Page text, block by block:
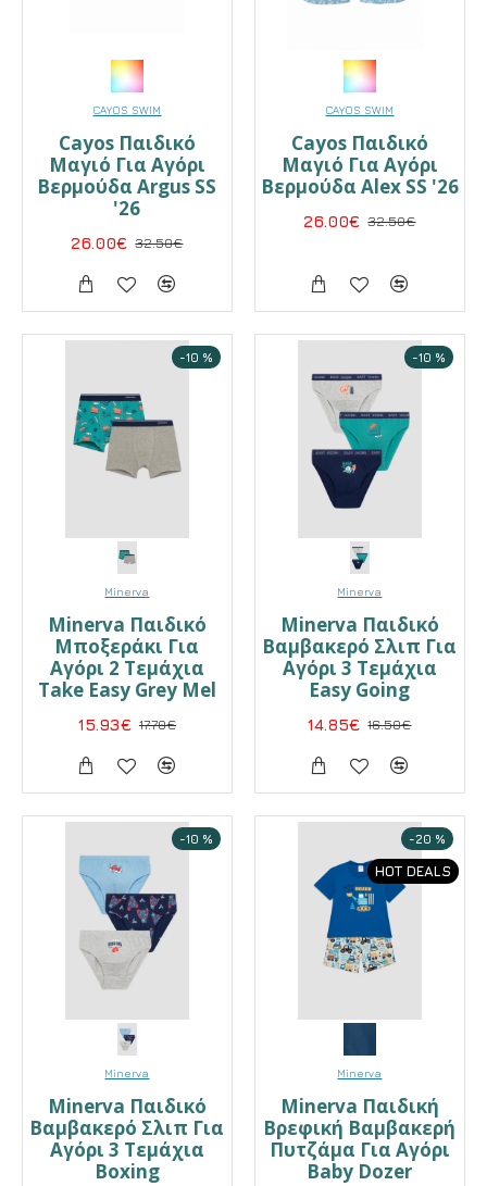
CAYOS SWIM
Cayos Παιδικό
Μαγιό Για Αγόρι
Βερμούδα Argus SS
'26
26.00€ 32.50€
CAYOS SWIM
Cayos Παιδικό
Μαγιό Για Αγόρι
Βερμούδα Alex SS '26
26.00€ 32.50€
-10 %
Minerva
Minerva Παιδικό
Μποξεράκι Για
Αγόρι 2 Τεμάχια
Take Easy Grey Mel
15.93€ 17.70€
-10 %
Minerva
Minerva Παιδικό
Βαμβακερό Σλιπ Για
Αγόρι 3 Τεμάχια
Easy Going
14.85€ 16.50€
-10 %
Minerva
Minerva Παιδικό
Βαμβακερό Σλιπ Για
Αγόρι 3 Τεμάχια
Boxing
HOT DEALS
-20 %
Minerva
Minerva Παιδική
Βρεφική Βαμβακερή
Πυτζάμα Για Αγόρι
Baby Dozer